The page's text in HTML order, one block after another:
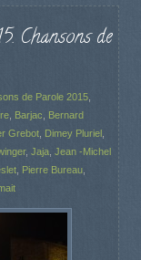
Chansons de
de Parole 2015
Barjac
Bernard
Grebot Dimey Pluriel
, Jaja Jean -Michel
Pierre Bureau